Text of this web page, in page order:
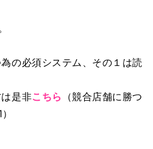
の必須システム、その１は読
是非こちら
（競合店舗に勝つ